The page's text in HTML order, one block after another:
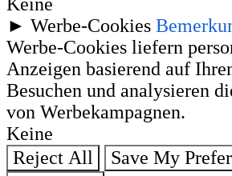
► Werbe-Cookies
Werbe-Cookies liefern
Anzeigen basierend auf
Besuchen und analysieren
von Werbekampagnen.
Keine
Reject All
Save My